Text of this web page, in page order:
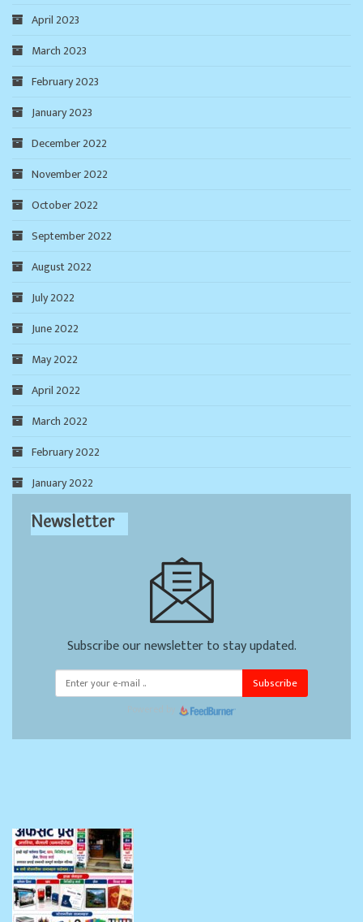
April 2023
March 2023
February 2023
January 2023
December 2022
November 2022
October 2022
September 2022
August 2022
July 2022
June 2022
May 2022
April 2022
March 2022
February 2022
January 2022
Newsletter
Subscribe our newsletter to stay updated.
Subscribe